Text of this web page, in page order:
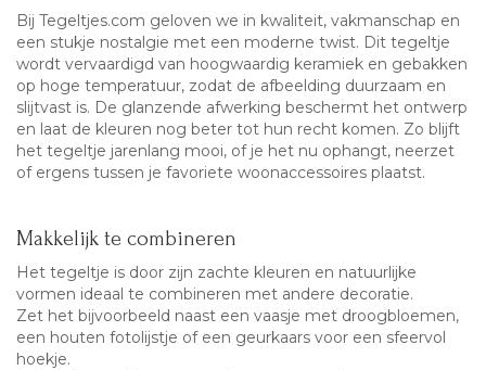
Bij Tegeltjes.com geloven we in kwaliteit, vakmanschap en
een stukje nostalgie met een moderne twist. Dit tegeltje
wordt vervaardigd van hoogwaardig keramiek en gebakken
op hoge temperatuur, zodat de afbeelding duurzaam en
slijtvast is. De glanzende afwerking beschermt het ontwerp
en laat de kleuren nog beter tot hun recht komen. Zo blijft
het tegeltje jarenlang mooi, of je het nu ophangt, neerzet
of ergens tussen je favoriete woonaccessoires plaatst.
Makkelijk te combineren
Het tegeltje is door zijn zachte kleuren en natuurlijke
vormen ideaal te combineren met andere decoratie.
Zet het bijvoorbeeld naast een vaasje met droogbloemen,
een houten fotolijstje of een geurkaars voor een sfeervol
hoekje.